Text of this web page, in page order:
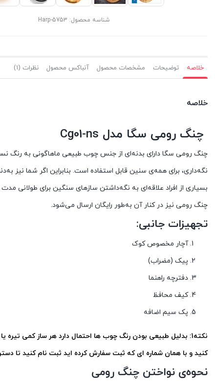
شناسه محصول: Harp-5753
خلاصه توضیحات مشخصات محصول آنباکس محصول نظرات (1)
خلاصه
چنگ رومی سگا مدل Cg01-ns
نگه‌داری، برای همه‌ی سنین قابل استفاده است. بنابراین اگر شما نیز
چنگ رومی نیز در کنار آن به‌طور رایگان ارسال می‌شود.
تجهیزات جانبی:
آچار مخصوص کوک
پیک (مضراب)
دفترچه راهنما
کیف محافظ
پک سیم اضافه
نکته1: بدلیل طبیعی بودن رنگ چوب ها احتمال دارد هر ساز کمی تیره یا روشن تر باشد نسبت به عکس موجود در وبسایت ها
کنید و با همان شماره ای که ثبت سفارش کرده اید ثبت نام کنید تا
نحوه‌ی نواختن چنگ رومی